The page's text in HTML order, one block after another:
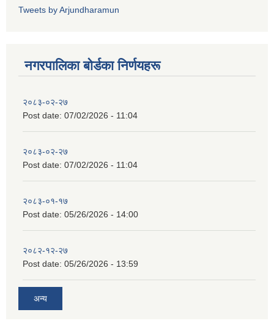
Tweets by Arjundharamun
नगरपालिका बाेर्डका निर्णयहरू
२०८३-०२-२७
Post date: 07/02/2026 - 11:04
२०८३-०२-२७
Post date: 07/02/2026 - 11:04
२०८३-०१-१७
Post date: 05/26/2026 - 14:00
२०८२-१२-२७
Post date: 05/26/2026 - 13:59
अन्य